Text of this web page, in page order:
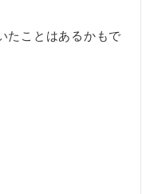
たことはあるかもで